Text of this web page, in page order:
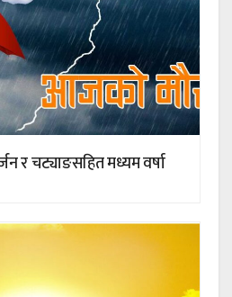
र चट्याङसहित मध्यम वर्षा